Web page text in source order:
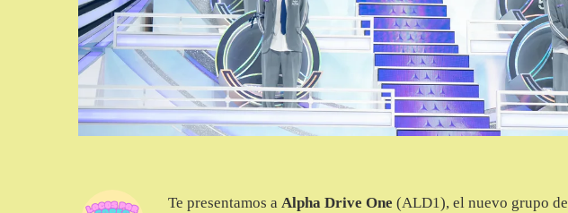
Te presentamos a Alpha Drive One (ALD1), el nuevo grupo de